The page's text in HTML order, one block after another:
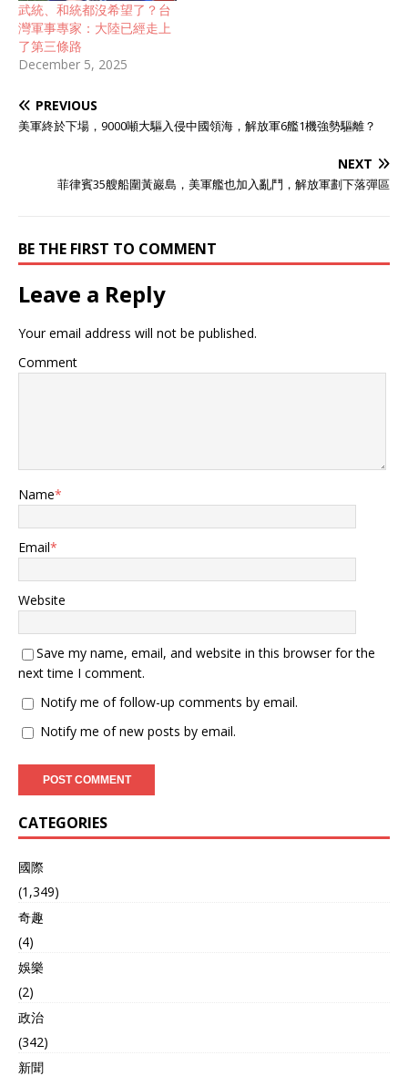
武統、和統都沒希望了？台
灣軍事專家：大陸已經走上
了第三條路
December 5, 2025
PREVIOUS
美軍終於下場，9000噸大驅入侵中國領海，解放軍6艦1機強勢驅離？
NEXT
菲律賓35艘船圍黃巖島，美軍艦也加入亂鬥，解放軍劃下落彈區
BE THE FIRST TO COMMENT
Leave a Reply
Your email address will not be published.
Comment
Name*
Email*
Website
Save my name, email, and website in this browser for the
next time I comment.
Notify me of follow-up comments by email.
Notify me of new posts by email.
CATEGORIES
國際
(1,349)
奇趣
(4)
娛樂
(2)
政治
(342)
新聞